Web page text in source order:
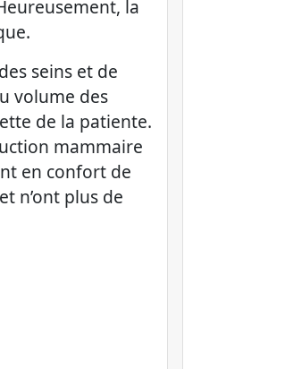
la
seins et de
volume des
de la patiente.
mammaire
en confort de
n’ont plus de